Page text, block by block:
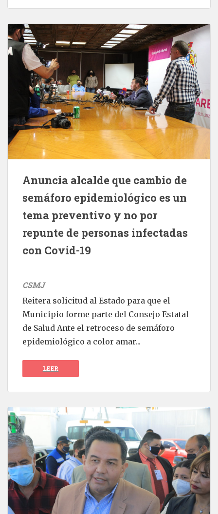
Anuncia alcalde que cambio de
semáforo epidemiológico es un
tema preventivo y no por
repunte de personas infectadas
con Covid-19
CSMJ
Reitera solicitud al Estado para que el
Municipio forme parte del Consejo Estatal
de Salud Ante el retroceso de semáforo
epidemiológico a color amar...
LEER